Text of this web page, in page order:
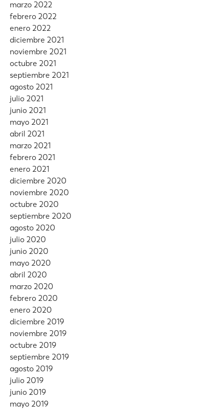
marzo 2022
febrero 2022
enero 2022
diciembre 2021
noviembre 2021
octubre 2021
septiembre 2021
agosto 2021
julio 2021
junio 2021
mayo 2021
abril 2021
marzo 2021
febrero 2021
enero 2021
diciembre 2020
noviembre 2020
octubre 2020
septiembre 2020
agosto 2020
julio 2020
junio 2020
mayo 2020
abril 2020
marzo 2020
febrero 2020
enero 2020
diciembre 2019
noviembre 2019
octubre 2019
septiembre 2019
agosto 2019
julio 2019
junio 2019
mayo 2019